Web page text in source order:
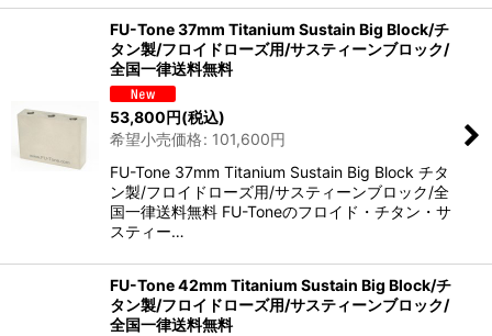
FU-Tone 37mm Titanium Sustain Big Block/チ
タン製/フロイドローズ用/サスティーンブロック/
全国一律送料無料
53,800円(税込)
希望小売価格: 101,600円
FU-Tone 37mm Titanium Sustain Big Block チタ
ン製/フロイドローズ用/サスティーンブロック/全
国一律送料無料 FU-Toneのフロイド・チタン・サ
スティー…
FU-Tone 42mm Titanium Sustain Big Block/チ
タン製/フロイドローズ用/サスティーンブロック/
全国一律送料無料